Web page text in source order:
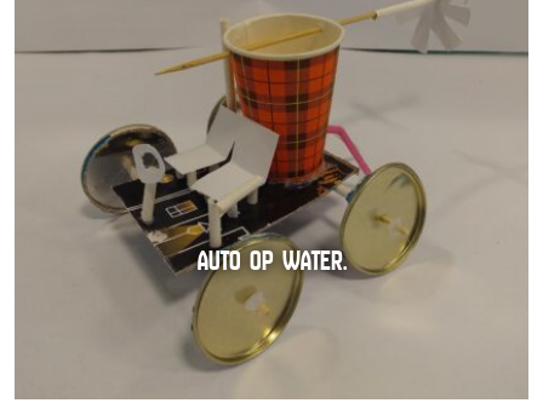
AUTO OP WATER.